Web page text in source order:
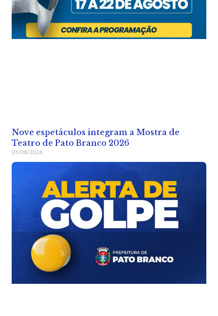
Nove espetáculos integram a Mostra de
Teatro de Pato Branco 2026
05/08/2026